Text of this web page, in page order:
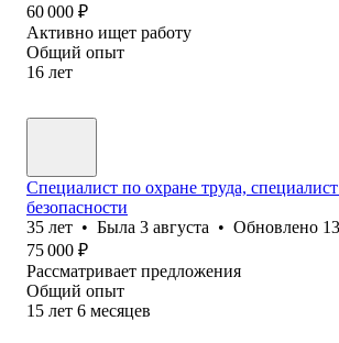
60 000 ₽
Активно ищет работу
Общий опыт
16 лет
Специалист по охране труда,
безопасности
35 лет • Была 3 августа • Обновлено
75 000 ₽
Рассматривает предложения
Общий опыт
15 лет 6 месяцев